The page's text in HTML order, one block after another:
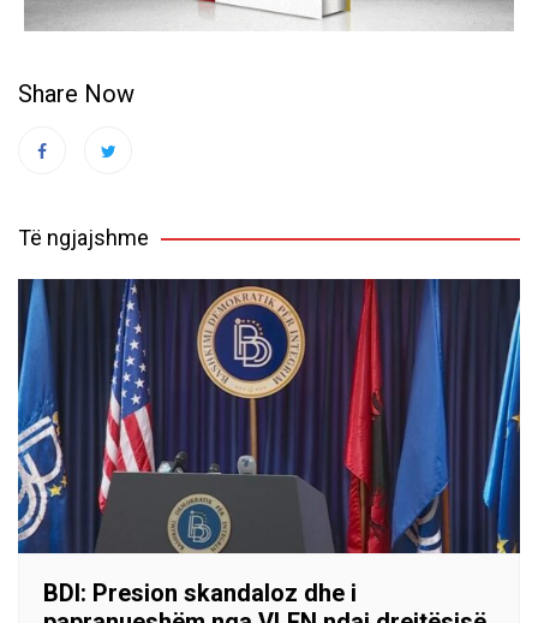
Share Now
Të ngjajshme
BDI: Presion skandaloz dhe i